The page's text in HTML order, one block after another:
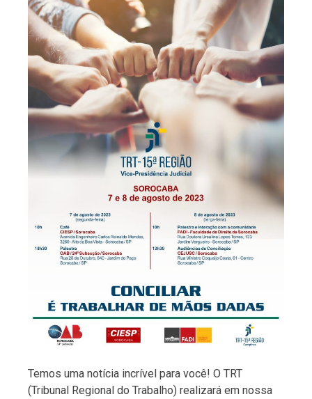
Temos uma notícia incrível para você! O TRT
(Tribunal Regional do Trabalho) realizará em nossa